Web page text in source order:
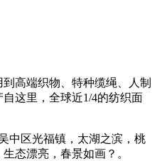
高端织物、特种缆绳、人制
这里，全球近1/4的纺织面
区光福镇，太湖之滨，桃
态漂亮，春景如画？。